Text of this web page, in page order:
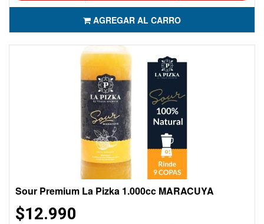
AGREGAR AL CARRO
Sour Premium La Pizka 1.000cc MARACUYA
$12.990